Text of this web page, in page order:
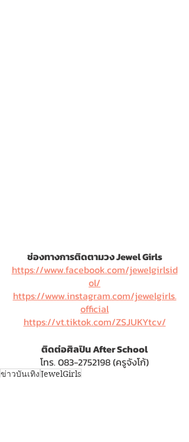
ช่องทางการติดตามวง Jewel Girls
https://www.facebook.com/jewelgirlsid
ol/
https://www.instagram.com/jewelgirls.
official
https://vt.tiktok.com/ZSJUKYtcv/
ติดต่อศิลปิน After School
โทร. 083-2752198 (ครูจังโก้)
ข่าวบันเทิง๋JewelGirls